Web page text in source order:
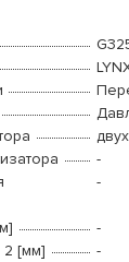
-
-
-
2 [мм]
-